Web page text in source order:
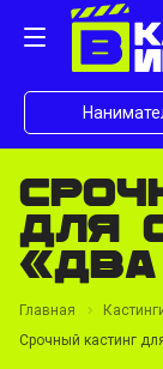
для
Главная
Срочный кастинг